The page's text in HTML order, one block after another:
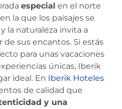
especial en el norte
la que los paisajes se
la naturaleza invita a
sus encantos. Si estás
para unas vacaciones
únicas, Iberik
ideal. En Iberik Hoteles
de calidad que
y una